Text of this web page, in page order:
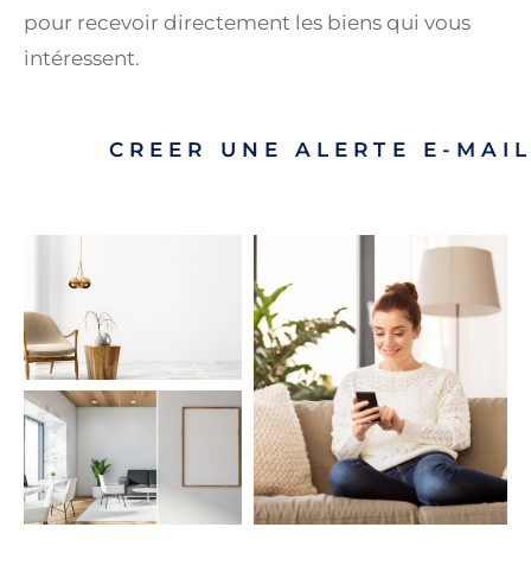
pour recevoir directement les biens qui vous
intéressent.
CREER UNE ALERTE E-